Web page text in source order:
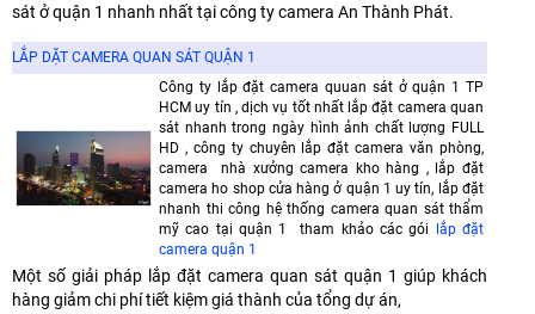
sát ở quận 1 nhanh nhất tại công ty camera An Thành Phát.
LẮP DẶT CAMERA QUAN SÁT QUẬN 1
Công ty lắp đặt camera quuan sát ở quận 1 TP
HCM uy tín , dịch vụ tốt nhất lắp đặt camera quan
sát nhanh trong ngày hình ảnh chất lượng FULL
HD , công ty chuyên lắp đặt camera văn phòng,
camera nhà xưởng camera kho hàng , lắp đặt
camera ho shop cửa hàng ở quận 1 uy tín, lắp đặt
nhanh thi công hệ thống camera quan sát thẩm
mỹ cao tại quận 1 tham khảo các gói lắp đặt
camera quận 1
Một số giải pháp lắp đặt camera quan sát quận 1 giúp khách
hàng giảm chi phí tiết kiệm giá thành của tổng dự án,